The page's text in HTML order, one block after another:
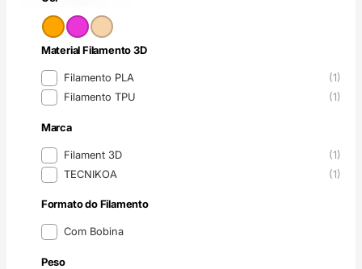
Cor
Material Filamento 3D
Material Filamento 3D
Filamento PLA
(1)
Filamento TPU
(1)
Marca
MarcaFilament 3D
(1)
TECNIKOA
(1)
Formato do Filamento
Formato do Filamento
Com Bobina
Peso